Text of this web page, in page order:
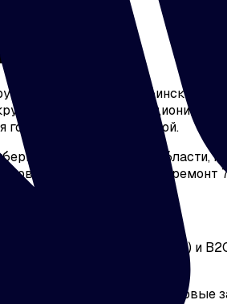
для Урала
проходящая в Челябинске,
Мероприятие
городской средой.
Челябинской
например, «Большой ремонт
проекты, технологии) и
быстровозводимые и